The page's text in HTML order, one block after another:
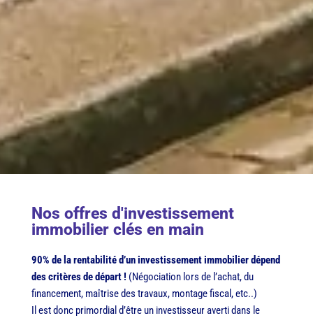
Nos offres d'investissement
immobilier clés en main
90% de la rentabilité d’un investissement immobilier dépend
des critères de départ ! (Négociation lors de l’achat, du
financement, maîtrise des travaux, montage fiscal, etc..)
Il est donc primordial d’être un investisseur averti dans le